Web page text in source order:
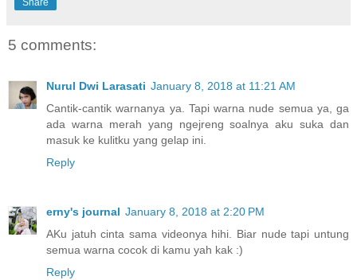
5 comments:
Nurul Dwi Larasati January 8, 2018 at 11:21 AM
Cantik-cantik warnanya ya. Tapi warna nude semua ya, ga
ada warna merah yang ngejreng soalnya aku suka dan
masuk ke kulitku yang gelap ini.
Reply
erny's journal January 8, 2018 at 2:20 PM
AKu jatuh cinta sama videonya hihi. Biar nude tapi untung
semua warna cocok di kamu yah kak :)
Reply